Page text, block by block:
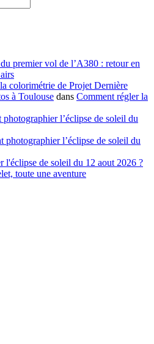
premier vol de l’A380 : retour en
colorimétrie de Projet Dernière
à Toulouse dans Comment régler la
photographier l’éclipse de soleil du
photographier l’éclipse de soleil du
l'éclipse de soleil du 12 aout 2026 ?
toute une aventure